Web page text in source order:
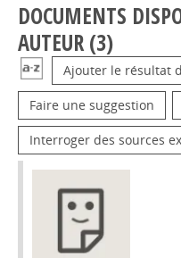
DOCUMENTS
AUTEUR (3)
Ajouter le résultat
Faire une suggestion
Interroger des sources